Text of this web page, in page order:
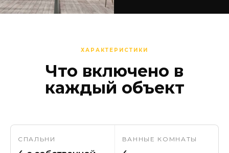
ХАРАКТЕРИСТИКИ
Что включено в
каждый объект
СПАЛЬНИ ВАННЫЕ КОМНАТЫ